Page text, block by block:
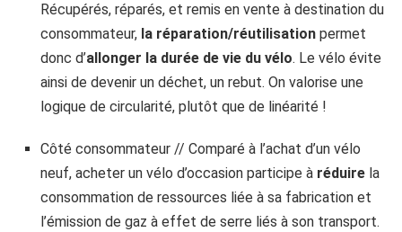
Récupérés, réparés, et remis en vente à destination du
consommateur, la réparation/réutilisation permet
donc d’allonger la durée de vie du vélo. Le vélo évite
ainsi de devenir un déchet, un rebut. On valorise une
logique de circularité, plutôt que de linéarité !
Côté consommateur // Comparé à l’achat d’un vélo
neuf, acheter un vélo d’occasion participe à réduire la
consommation de ressources liée à sa fabrication et
l’émission de gaz à effet de serre liés à son transport.